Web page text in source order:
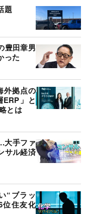
題
豊田章男
った
外拠点の
ERP」と
とは
大手ファ
サル経済
“ブラッ
位住友化